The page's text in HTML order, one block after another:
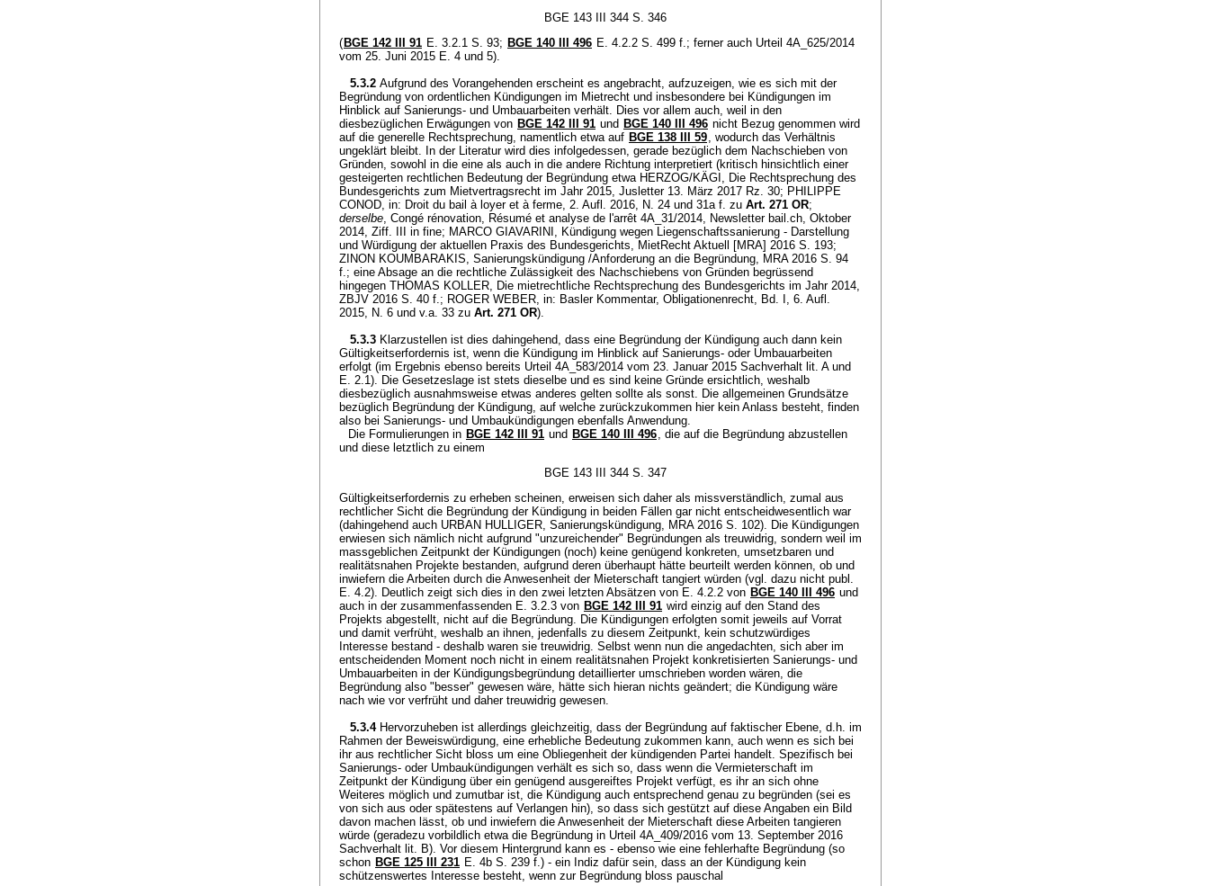
BGE 143 III 344 S. 346
( BGE 142 III 91 E. 3.2.1 S. 93; BGE 140 III 496 E. 4.2.2 S. 499 f.; ferner auch Urteil 4A_625/2014
vom 25. Juni 2015 E. 4 und 5).
5.3.2 Aufgrund des Vorangehenden erscheint es angebracht, aufzuzeigen, wie es sich mit der
Begründung von ordentlichen Kündigungen im Mietrecht und insbesondere bei Kündigungen im
Hinblick auf Sanierungs- und Umbauarbeiten verhält. Dies vor allem auch, weil in den
diesbezüglichen Erwägungen von BGE 142 III 91 und BGE 140 III 496 nicht Bezug genommen wird
auf die generelle Rechtsprechung, namentlich etwa auf BGE 138 III 59, wodurch das Verhältnis
ungeklärt bleibt. In der Literatur wird dies infolgedessen, gerade bezüglich dem Nachschieben von
Gründen, sowohl in die eine als auch in die andere Richtung interpretiert (kritisch hinsichtlich einer
gesteigerten rechtlichen Bedeutung der Begründung etwa HERZOG/KÄGI, Die Rechtsprechung des
Bundesgerichts zum Mietvertragsrecht im Jahr 2015, Jusletter 13. März 2017 Rz. 30; PHILIPPE
CONOD, in: Droit du bail à loyer et à ferme, 2. Aufl. 2016, N. 24 und 31a f. zu Art. 271 OR;
derselbe, Congé rénovation, Résumé et analyse de l'arrêt 4A_31/2014, Newsletter bail.ch, Oktober
2014, Ziff. III in fine; MARCO GIAVARINI, Kündigung wegen Liegenschaftssanierung - Darstellung
und Würdigung der aktuellen Praxis des Bundesgerichts, MietRecht Aktuell [MRA] 2016 S. 193;
ZINON KOUMBARAKIS, Sanierungskündigung /Anforderung an die Begründung, MRA 2016 S. 94
f.; eine Absage an die rechtliche Zulässigkeit des Nachschiebens von Gründen begrüssend
hingegen THOMAS KOLLER, Die mietrechtliche Rechtsprechung des Bundesgerichts im Jahr 2014,
ZBJV 2016 S. 40 f.; ROGER WEBER, in: Basler Kommentar, Obligationenrecht, Bd. I, 6. Aufl.
2015, N. 6 und v.a. 33 zu Art. 271 OR).
5.3.3 Klarzustellen ist dies dahingehend, dass eine Begründung der Kündigung auch dann kein
Gültigkeitserfordernis ist, wenn die Kündigung im Hinblick auf Sanierungs- oder Umbauarbeiten
erfolgt (im Ergebnis ebenso bereits Urteil 4A_583/2014 vom 23. Januar 2015 Sachverhalt lit. A und
E. 2.1). Die Gesetzeslage ist stets dieselbe und es sind keine Gründe ersichtlich, weshalb
diesbezüglich ausnahmsweise etwas anderes gelten sollte als sonst. Die allgemeinen Grundsätze
bezüglich Begründung der Kündigung, auf welche zurückzukommen hier kein Anlass besteht, finden
also bei Sanierungs- und Umbaukündigungen ebenfalls Anwendung.
Die Formulierungen in BGE 142 III 91 und BGE 140 III 496, die auf die Begründung abzustellen
und diese letztlich zu einem
BGE 143 III 344 S. 347
Gültigkeitserfordernis zu erheben scheinen, erweisen sich daher als missverständlich, zumal aus
rechtlicher Sicht die Begründung der Kündigung in beiden Fällen gar nicht entscheidwesentlich war
(dahingehend auch URBAN HULLIGER, Sanierungskündigung, MRA 2016 S. 102). Die Kündigungen
erwiesen sich nämlich nicht aufgrund "unzureichender" Begründungen als treuwidrig, sondern weil im
massgeblichen Zeitpunkt der Kündigungen (noch) keine genügend konkreten, umsetzbaren und
realitätsnahen Projekte bestanden, aufgrund deren überhaupt hätte beurteilt werden können, ob und
inwiefern die Arbeiten durch die Anwesenheit der Mieterschaft tangiert würden (vgl. dazu nicht publ.
E. 4.2). Deutlich zeigt sich dies in den zwei letzten Absätzen von E. 4.2.2 von BGE 140 III 496 und
auch in der zusammenfassenden E. 3.2.3 von BGE 142 III 91 wird einzig auf den Stand des
Projekts abgestellt, nicht auf die Begründung. Die Kündigungen erfolgten somit jeweils auf Vorrat
und damit verfrüht, weshalb an ihnen, jedenfalls zu diesem Zeitpunkt, kein schutzwürdiges
Interesse bestand - deshalb waren sie treuwidrig. Selbst wenn nun die angedachten, sich aber im
entscheidenden Moment noch nicht in einem realitätsnahen Projekt konkretisierten Sanierungs- und
Umbauarbeiten in der Kündigungsbegründung detaillierter umschrieben worden wären, die
Begründung also "besser" gewesen wäre, hätte sich hieran nichts geändert; die Kündigung wäre
nach wie vor verfrüht und daher treuwidrig gewesen.
5.3.4 Hervorzuheben ist allerdings gleichzeitig, dass der Begründung auf faktischer Ebene, d.h. im
Rahmen der Beweiswürdigung, eine erhebliche Bedeutung zukommen kann, auch wenn es sich bei
ihr aus rechtlicher Sicht bloss um eine Obliegenheit der kündigenden Partei handelt. Spezifisch bei
Sanierungs- oder Umbaukündigungen verhält es sich so, dass wenn die Vermieterschaft im
Zeitpunkt der Kündigung über ein genügend ausgereiftes Projekt verfügt, es ihr an sich ohne
Weiteres möglich und zumutbar ist, die Kündigung auch entsprechend genau zu begründen (sei es
von sich aus oder spätestens auf Verlangen hin), so dass sich gestützt auf diese Angaben ein Bild
davon machen lässt, ob und inwiefern die Anwesenheit der Mieterschaft diese Arbeiten tangieren
würde (geradezu vorbildlich etwa die Begründung in Urteil 4A_409/2016 vom 13. September 2016
Sachverhalt lit. B). Vor diesem Hintergrund kann es - ebenso wie eine fehlerhafte Begründung (so
schon BGE 125 III 231 E. 4b S. 239 f.) - ein Indiz dafür sein, dass an der Kündigung kein
schützenswertes Interesse besteht, wenn zur Begründung bloss pauschal